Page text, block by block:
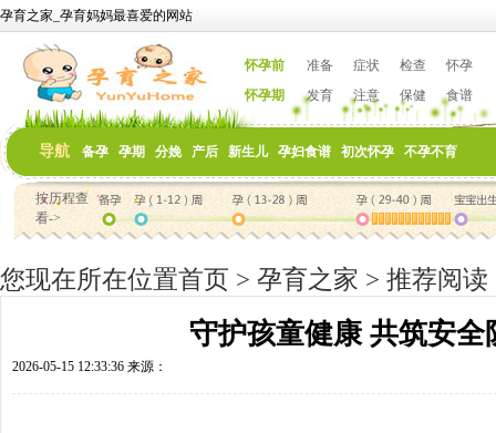
孕育之家_孕育妈妈最喜爱的网站
怀孕前 准备 症状 检查
怀孕
怀孕期
发育 注意 保健 食谱
导航 备孕 孕期 分娩 产后 新生儿 孕妇食谱 初次怀孕 不孕不育
按历程查
看->
您现在所在位置首页 > 孕育之家 > 推荐阅读
守护孩童健康 共筑安全
2026-05-15 12:33:36 来源：